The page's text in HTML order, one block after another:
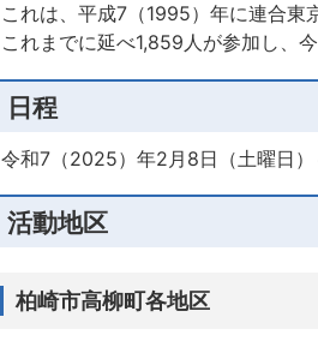
これは、平成7（1995）年に連合東
これまでに延べ1,859人が参加し、
日程
令和7（2025）年2月8日（土曜日）
活動地区
柏崎市高柳町各地区